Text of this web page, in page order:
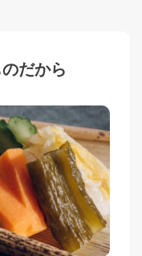
だから